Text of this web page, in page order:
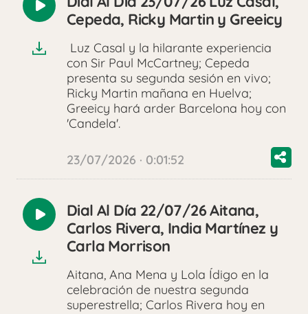
Reproducir
audioCepeda, Ricky Martin y Greeicy
Luz Casal y la hilarante experiencia
con Sir Paul McCartney; Cepeda
presenta su segunda sesión en vivo;
Ricky Martin mañana en Huelva;
Greeicy hará arder Barcelona hoy con
'Candela'.
23/07/2026 · 0:01:52
Reproducir
audio
Dial Al Día 22/07/26 Aitana,
Carlos Rivera, India Martínez y
Carla Morrison
Aitana, Ana Mena y Lola Ídigo en la
celebración de nuestra segunda
superestrella; Carlos Rivera hoy en